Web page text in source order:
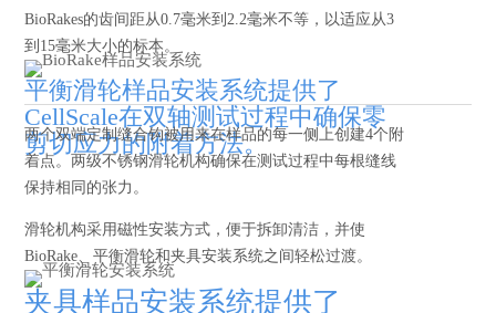
BioRakes的齿间距从0.7毫米到2.2毫米不等，以适应从3
到15毫米大小的标本。
平衡滑轮样品安装系统提供了
CellScale在双轴测试过程中确保零
剪切应力的附着方法。
两个双端定制缝合钩被用来在样品的每一侧上创建4个附
着点。两级不锈钢滑轮机构确保在测试过程中每根缝线
保持相同的张力。
滑轮机构采用磁性安装方式，便于拆卸清洁，并使
BioRake、平衡滑轮和夹具安装系统之间轻松过渡。
夹具样品安装系统提供了